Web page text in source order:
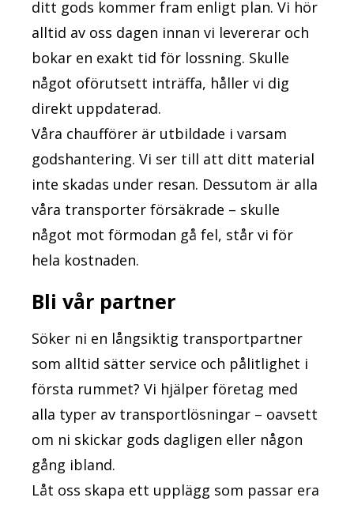
ditt gods kommer fram enligt plan. Vi hör
alltid av oss dagen innan vi levererar och
bokar en exakt tid för lossning. Skulle
något oförutsett inträffa, håller vi dig
direkt uppdaterad.
Våra chaufförer är utbildade i varsam
godshantering. Vi ser till att ditt material
inte skadas under resan. Dessutom är alla
våra transporter försäkrade – skulle
något mot förmodan gå fel, står vi för
hela kostnaden.
Bli vår partner
Söker ni en långsiktig transportpartner
som alltid sätter service och pålitlighet i
första rummet? Vi hjälper företag med
alla typer av transportlösningar – oavsett
om ni skickar gods dagligen eller någon
gång ibland.
Låt oss skapa ett upplägg som passar era